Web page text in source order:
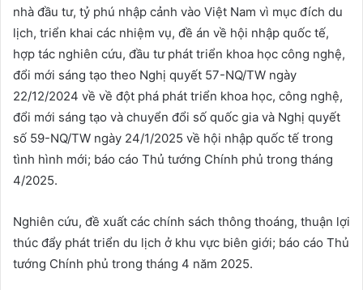
nhà đầu tư, tỷ phú nhập cảnh vào Việt Nam vì mục đích du
lịch, triển khai các nhiệm vụ, đề án về hội nhập quốc tế,
hợp tác nghiên cứu, đầu tư phát triển khoa học công nghệ,
đổi mới sáng tạo theo Nghị quyết 57-NQ/TW ngày
22/12/2024 về về đột phá phát triển khoa học, công nghệ,
đổi mới sáng tạo và chuyển đổi số quốc gia và Nghị quyết
số 59-NQ/TW ngày 24/1/2025 về hội nhập quốc tế trong
tình hình mới; báo cáo Thủ tướng Chính phủ trong tháng
4/2025.
Nghiên cứu, đề xuất các chính sách thông thoáng, thuận lợi
thúc đẩy phát triển du lịch ở khu vực biên giới; báo cáo Thủ
tướng Chính phủ trong tháng 4 năm 2025.